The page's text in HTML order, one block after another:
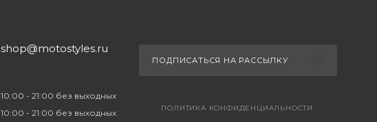
shop@motostyles.ru
10:00 - 21:00 без выходных
10:00 - 21:00 без выходных
ПОДПИСАТЬСЯ НА РАССЫЛКУ
ПОЛИТИКА КОНФИДЕНЦИАЛЬНОСТИ